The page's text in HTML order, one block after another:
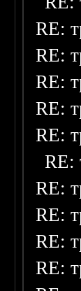
RE:
RE:
RE:
RE:
RE:
RE:
RE:
RE:
RE:
RE: